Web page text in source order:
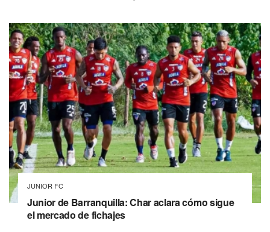
JUNIOR FC
Junior de Barranquilla: Char aclara cómo sigue
el mercado de fichajes